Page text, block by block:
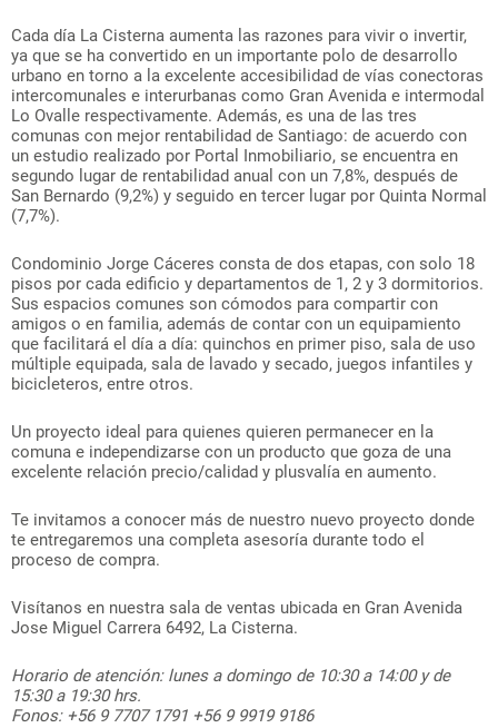
Cada día La Cisterna aumenta las razones para vivir o invertir,
ya que se ha convertido en un importante polo de desarrollo
urbano en torno a la excelente accesibilidad de vías conectoras
intercomunales e interurbanas como Gran Avenida e intermodal
Lo Ovalle respectivamente. Además, es una de las tres
comunas con mejor rentabilidad de Santiago: de acuerdo con
un estudio realizado por Portal Inmobiliario, se encuentra en
segundo lugar de rentabilidad anual con un 7,8%, después de
San Bernardo (9,2%) y seguido en tercer lugar por Quinta Normal
(7,7%).
Condominio Jorge Cáceres consta de dos etapas, con solo 18
pisos por cada edificio y departamentos de 1, 2 y 3 dormitorios.
Sus espacios comunes son cómodos para compartir con
amigos o en familia, además de contar con un equipamiento
que facilitará el día a día: quinchos en primer piso, sala de uso
múltiple equipada, sala de lavado y secado, juegos infantiles y
bicicleteros, entre otros.
Un proyecto ideal para quienes quieren permanecer en la
comuna e independizarse con un producto que goza de una
excelente relación precio/calidad y plusvalía en aumento.
Te invitamos a conocer más de nuestro nuevo proyecto donde
te entregaremos una completa asesoría durante todo el
proceso de compra.
Visítanos en nuestra sala de ventas ubicada en Gran Avenida
Jose Miguel Carrera 6492, La Cisterna.
Horario de atención: lunes a domingo de 10:30 a 14:00 y de
15:30 a 19:30 hrs.
Fonos: +56 9 7707 1791 +56 9 9919 9186